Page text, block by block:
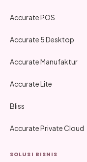
Accurate POS
Accurate 5 Desktop
Accurate Manufaktur
Accurate Lite
Bliss
Accurate Private Cloud
SOLUSI BISNIS